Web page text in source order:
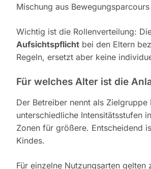
Mischung aus
Wichtig ist die Rollenverteilung:
Aufsichtspflicht bei den Eltern
Regeln, ersetzt aber keine
Für welches Alter ist die
Der Betreiber nennt als Zielgruppe
unterschiedliche Intensitätsstufen
Zonen für größere. Entscheidend
Kindes.
Für einzelne Nutzungsarten